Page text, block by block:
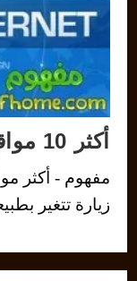
أكثر 10 مواقع إنترنت زيارة في العالم
مفهوم - أكثر
زيارة تتغير